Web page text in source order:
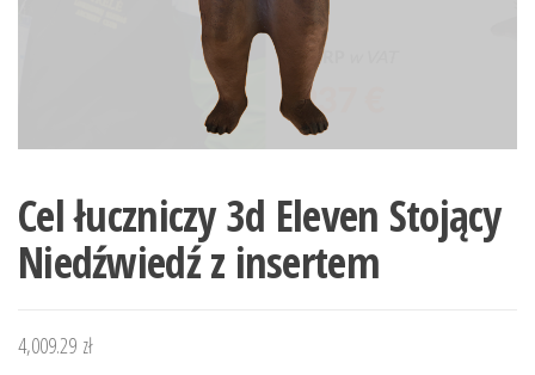
Cel łuczniczy 3d Eleven Stojący
Niedźwiedź z insertem
4,009.29 zł